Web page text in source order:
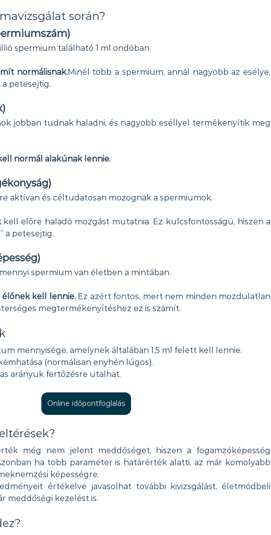
során?
spermium található 1 ml ondóban.
normálisnak.Minél több a spermium, annál nagyobb az esélye,
petesejtig.
jobban tudnak haladni, és nagyobb eséllyel termékenyítik meg
normál alakúnak lennie.
aktívan és céltudatosan mozognak a spermiumok.
kell előre haladó mozgást mutatnia. Ez kulcsfontosságú, hiszen a
a petesejtig.
spermium van életben a mintában.
kell lennie. Ez azért fontos, mert nem minden mozdulatlan
megtermékenyítéshez ez is számít.
mennyisége, amelynek általában 1,5 ml felett kell lennie.
(normálisan enyhén lúgos).
arányuk fertőzésre utalhat.
Online időpontfoglalás
még nem jelent meddőséget, hiszen a fogamzóképesség
ha több paraméter is határérték alatti, az már komolyabb
képességre.
értékelve javasolhat további kivizsgálást, életmódbeli
meddőségi kezelést is.